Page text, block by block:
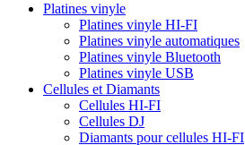
Platines vinyle
Platines vinyle HI-FI
Platines vinyle automatiques
Platines vinyle Bluetooth
Platines vinyle USB
Cellules et Diamants
Cellules HI-FI
Cellules DJ
Diamants pour cellules HI-FI